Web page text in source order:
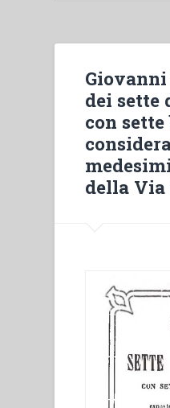
Giovanni
dei sette
con
della Via